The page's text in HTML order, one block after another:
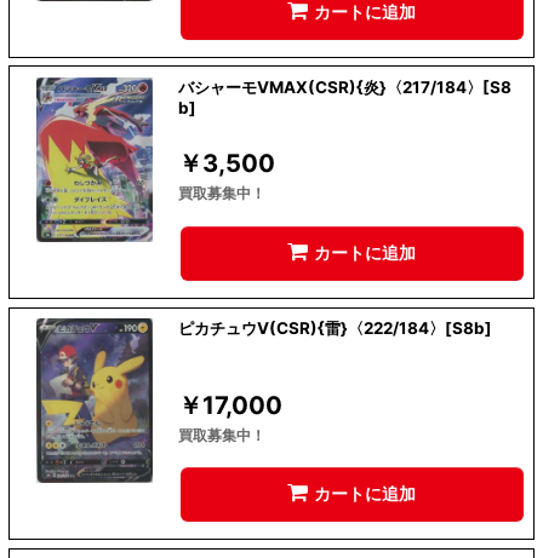
カートに追加
バシャーモVMAX(CSR){炎}〈217/184〉[S8
b]
￥3,500
買取募集中！
カートに追加
ピカチュウV(CSR){雷}〈222/184〉[S8b]
￥17,000
買取募集中！
カートに追加